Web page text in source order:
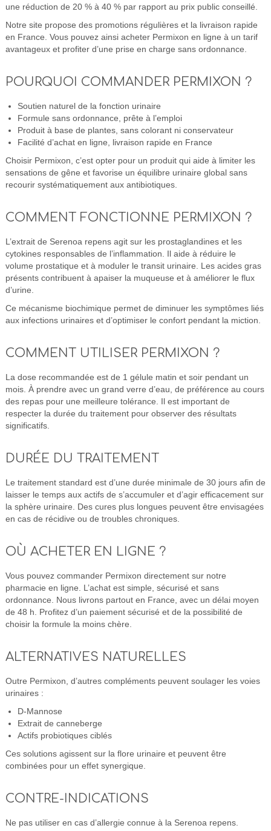
une réduction de 20 % à 40 % par rapport au prix public conseillé.
Notre site propose des promotions régulières et la livraison rapide
en France. Vous pouvez ainsi acheter Permixon en ligne à un tarif
avantageux et profiter d’une prise en charge sans ordonnance.
POURQUOI COMMANDER PERMIXON ?
Soutien naturel de la fonction urinaire
Formule sans ordonnance, prête à l’emploi
Produit à base de plantes, sans colorant ni conservateur
Facilité d’achat en ligne, livraison rapide en France
Choisir Permixon, c’est opter pour un produit qui aide à limiter les
sensations de gêne et favorise un équilibre urinaire global sans
recourir systématiquement aux antibiotiques.
COMMENT FONCTIONNE PERMIXON ?
L’extrait de Serenoa repens agit sur les prostaglandines et les
cytokines responsables de l’inflammation. Il aide à réduire le
volume prostatique et à moduler le transit urinaire. Les acides gras
présents contribuent à apaiser la muqueuse et à améliorer le flux
d’urine.
Ce mécanisme biochimique permet de diminuer les symptômes liés
aux infections urinaires et d’optimiser le confort pendant la miction.
COMMENT UTILISER PERMIXON ?
La dose recommandée est de 1 gélule matin et soir pendant un
mois. À prendre avec un grand verre d’eau, de préférence au cours
des repas pour une meilleure tolérance. Il est important de
respecter la durée du traitement pour observer des résultats
significatifs.
DURÉE DU TRAITEMENT
Le traitement standard est d’une durée minimale de 30 jours afin de
laisser le temps aux actifs de s’accumuler et d’agir efficacement sur
la sphère urinaire. Des cures plus longues peuvent être envisagées
en cas de récidive ou de troubles chroniques.
OÙ ACHETER EN LIGNE ?
Vous pouvez commander Permixon directement sur notre
pharmacie en ligne. L’achat est simple, sécurisé et sans
ordonnance. Nous livrons partout en France, avec un délai moyen
de 48 h. Profitez d’un paiement sécurisé et de la possibilité de
choisir la formule la moins chère.
ALTERNATIVES NATURELLES
Outre Permixon, d’autres compléments peuvent soulager les voies
urinaires :
D-Mannose
Extrait de canneberge
Actifs probiotiques ciblés
Ces solutions agissent sur la flore urinaire et peuvent être
combinées pour un effet synergique.
CONTRE-INDICATIONS
Ne pas utiliser en cas d’allergie connue à la Serenoa repens.